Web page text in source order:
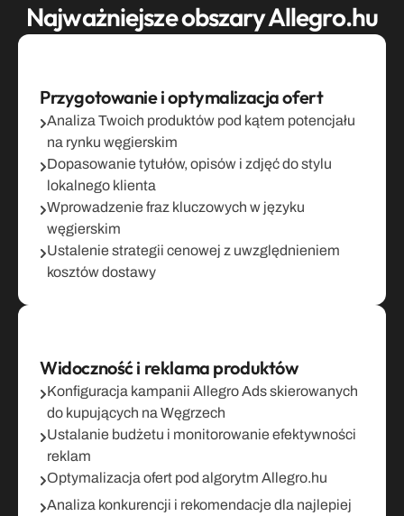
Najważniejsze obszary Allegro.hu
Przygotowanie i optymalizacja ofert
Analiza Twoich produktów pod kątem potencjału
na rynku węgierskim
Dopasowanie tytułów, opisów i zdjęć do stylu
lokalnego klienta
Wprowadzenie fraz kluczowych w języku
węgierskim
Ustalenie strategii cenowej z uwzględnieniem
kosztów dostawy
Widoczność i reklama produktów
Konfiguracja kampanii Allegro Ads skierowanych
do kupujących na Węgrzech
Ustalanie budżetu i monitorowanie efektywności
reklam
Optymalizacja ofert pod algorytm Allegro.hu
Analiza konkurencji i rekomendacje dla najlepiej